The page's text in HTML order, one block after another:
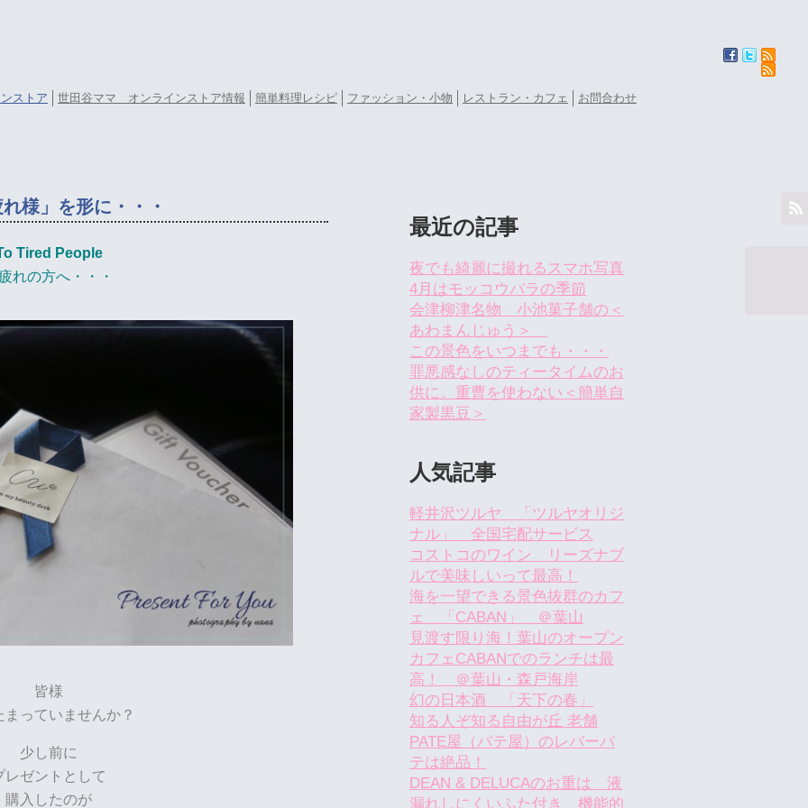
ストア 世田谷ママ オンラインストア情報 簡単料理レシピ ファッション・小物 レストラン・カフェ お問合わせ
様」を形に・・・
Tired People
れの方へ・・・
皆様
まっていませんか？
少し前に
レゼントとして
購入したのが
最近の記事
夜でも綺麗に撮れるスマホ写真
4月はモッコウバラの季節
会津柳津名物 小池菓子舗の＜
あわまんじゅう＞
この景色をいつまでも・・・
罪悪感なしのティータイムのお
供に。重曹を使わない＜簡単自
家製黒豆＞
人気記事
軽井沢ツルヤ 「ツルヤオリジ
ナル」 全国宅配サービス
コストコのワイン リーズナブ
ルで美味しいって最高！
海を一望できる景色抜群のカフ
ェ 「CABAN」 ＠葉山
見渡す限り海！葉山のオープン
カフェCABANでのランチは最
高！ ＠葉山・森戸海岸
幻の日本酒 「天下の春」
知る人ぞ知る自由が丘 老舗
PATE屋（パテ屋）のレバーパ
テは絶品！
DEAN & DELUCAのお重は 液
漏れしにくいふた付き 機能的